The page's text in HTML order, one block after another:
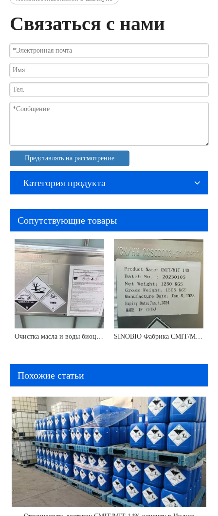
Связаться с нами
Представлять на рассмотрение
Категория продукта
Cопутствующие товары
Очистка масла и воды биоциды тетракис (гидроксиметил) фосфония сульфат (THPS) 75% CAS 55566-30-8 SINOBIO Фабрика CMIT/MIT CAS 26172-55-4 Фунгицид изотиазолинон биоцид CMIT/MIT 14% 1,5%
Похожие статьи